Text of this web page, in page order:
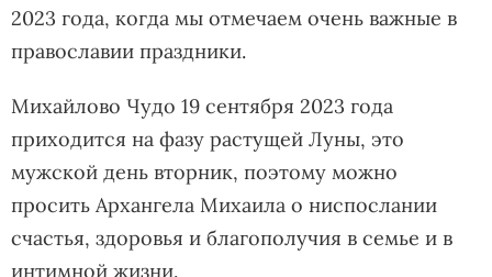
2023 года, когда мы отмечаем очень важные в
православии праздники.
Михайлово Чудо 19 сентября 2023 года
приходится на фазу растущей Луны, это
мужской день вторник, поэтому можно
просить Архангела Михаила о ниспослании
счастья, здоровья и благополучия в семье и в
интимной жизни.